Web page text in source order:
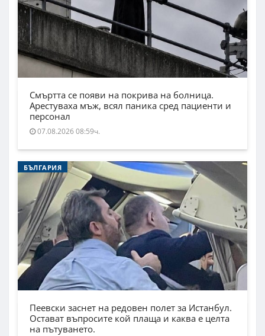
Смъртта се появи на покрива на болница.
Арестуваха мъж, всял паника сред пациенти и
персонал
07.08.2026 08:59ч.
БЪЛГАРИЯ
Пеевски заснет на редовен полет за Истанбул.
Остават въпросите кой плаща и каква е целта
на пътуването.